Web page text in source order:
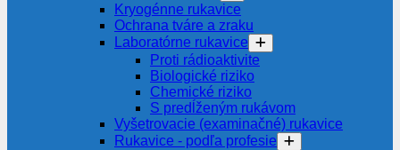
Kryogénne rukavice
Ochrana tváre a zraku
Laboratórne rukavice
Proti rádioaktivite
Biologické riziko
Chemické riziko
S predĺženým rukávom
Vyšetrovacie (examinačné) rukavice
Rukavice - podľa profesie